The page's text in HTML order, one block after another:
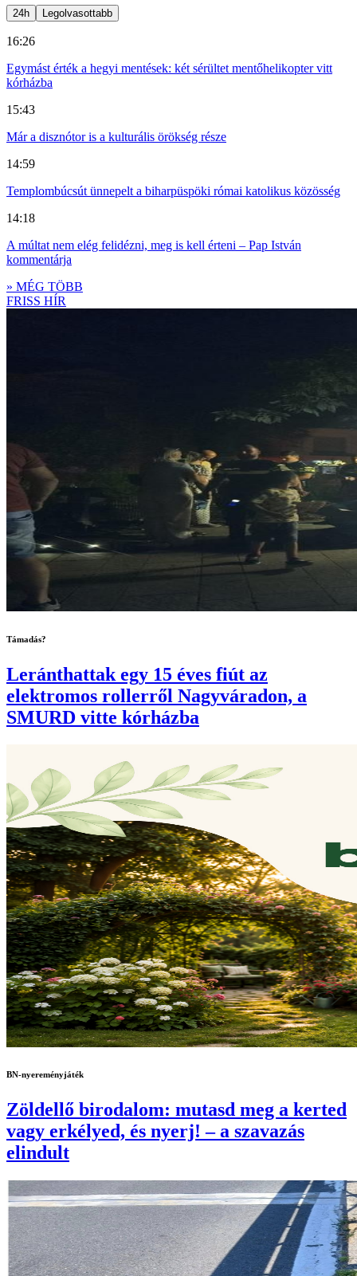
24h Legolvasottabb
16:26
Egymást érték a hegyi mentések: két sérültet mentőhelikopter vitt
kórházba
15:43
Már a disznótor is a kulturális örökség része
14:59
Templombúcsút ünnepelt a biharpüspöki római katolikus közösség
14:18
A múltat nem elég felidézni, meg is kell érteni – Pap István
kommentárja
» MÉG TÖBB
FRISS HÍR
Támadás?
Leránthattak egy 15 éves fiút az
elektromos rollerről Nagyváradon, a
SMURD vitte kórházba
BN-nyereményjáték
Zöldellő birodalom: mutasd meg a kerted
vagy erkélyed, és nyerj! – a szavazás
elindult